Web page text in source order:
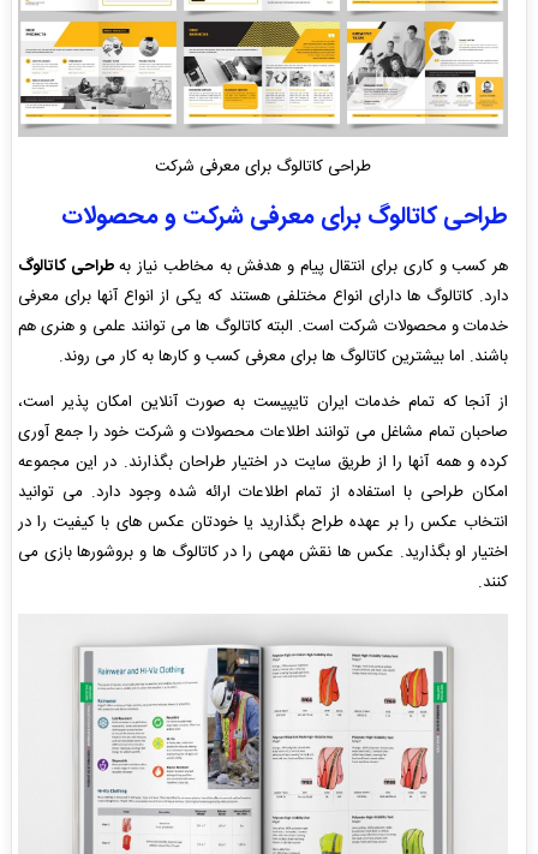
طراحی کاتالوگ برای معرفی شرکت
طراحی کاتالوگ برای معرفی شرکت و محصولات
هر کسب و کاری برای انتقال پیام و هدفش به مخاطب نیاز بهطراحی کاتالوگ
دارد. کاتالوگ ها دارای انواع مختلفی هستند که یکی از انواع آنها برای معرفی
خدمات و محصولات شرکت است. البته کاتالوگ ها می توانند علمی و هنری هم
باشند. اما بیشترین کاتالوگ ها برای معرفی کسب و کارها به کار می روند.
از آنجا که تمام خدمات ایران تایپیست به صورت آنلاین امکان پذیر است،
صاحبان تمام مشاغل می توانند اطلاعات محصولات و شرکت خود را جمع آوری
کرده و همه آنها را از طریق سایت در اختیار طراحان بگذارند. در این مجموعه
امکان طراحی با استفاده از تمام اطلاعات ارائه شده وجود دارد. می توانید
انتخاب عکس را بر عهده طراح بگذارید یا خودتان عکس های با کیفیت را در
اختیار او بگذارید. عکس ها نقش مهمی را در کاتالوگ ها و بروشورها بازی می
کنند.